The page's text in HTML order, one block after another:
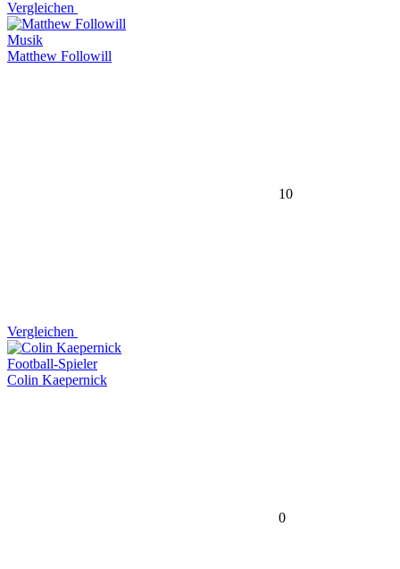
Vergleichen
Musik
Matthew Followill
10
Vergleichen
Football-Spieler
Colin Kaepernick
0